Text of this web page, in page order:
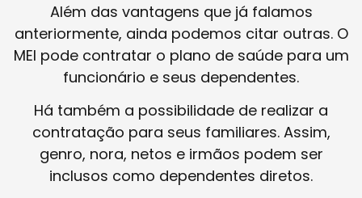
Além das vantagens que já falamos
anteriormente, ainda podemos citar outras. O
MEI pode contratar o plano de saúde para um
funcionário e seus dependentes.
Há também a possibilidade de realizar a
contratação para seus familiares. Assim,
genro, nora, netos e irmãos podem ser
inclusos como dependentes diretos.